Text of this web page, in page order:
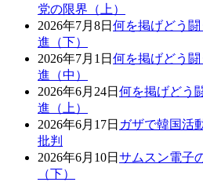
党の限界（上）
2026年7月8日 何を掲げどう
進（下）
2026年7月1日 何を掲げどう
進（中）
2026年6月24日 何を掲げどう
進（上）
2026年6月17日 ガザで韓国活
批判
2026年6月10日 サムスン電子
（下）